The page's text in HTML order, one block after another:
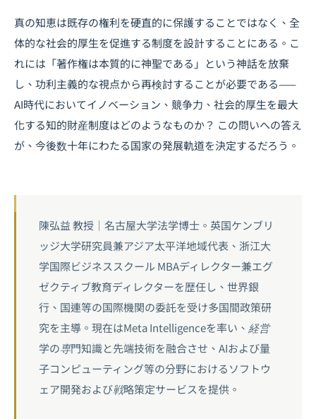
真の知恵は既存の権利を硬直的に保護することではなく、全
体的な社会的厚生を促進する制度を設計することにある。こ
れには「著作権は本質的に神聖である」という神話を放棄
し、功利主義的な視点から再検討することが必要である——
AI時代においてイノベーション、競争力、社会的厚生を最大
化する知的財産制度はどのようなものか？ この問いへの答え
が、今後数十年にわたる国家の発展軌道を決定するだろう。
陳弘益 教授｜名古屋大学法学博士。英国ケンブリ
ッジ大学研究員兼アジア太平洋地域代表、浙江大
学国際ビジネススクール MBAディレクター兼エグ
ゼクティブ教育ディレクターを歴任し、世界銀
行、国連等の国際機関の委託を受け多国間政策研
究を主導。現在はMeta Intelligenceを率い、経営
学の専門知識と先端技術を融合させ、AIおよび量
子コンピューティング等の分野におけるソフトウ
ェア開発および戦略策定サービスを提供。